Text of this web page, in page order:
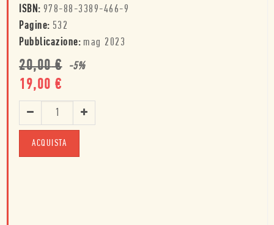
ISBN: 978-88-3389-466-9
Pagine: 532
Pubblicazione: mag 2023
20,00€ -5%
19,00 €
ACQUISTA